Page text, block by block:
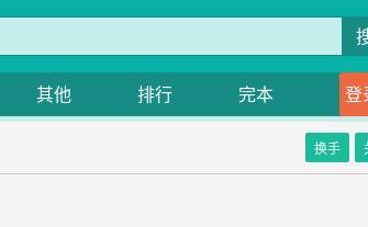
其他 排行 完本 登
换手